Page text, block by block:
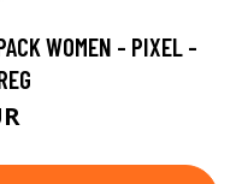
WOMEN - PIXEL -